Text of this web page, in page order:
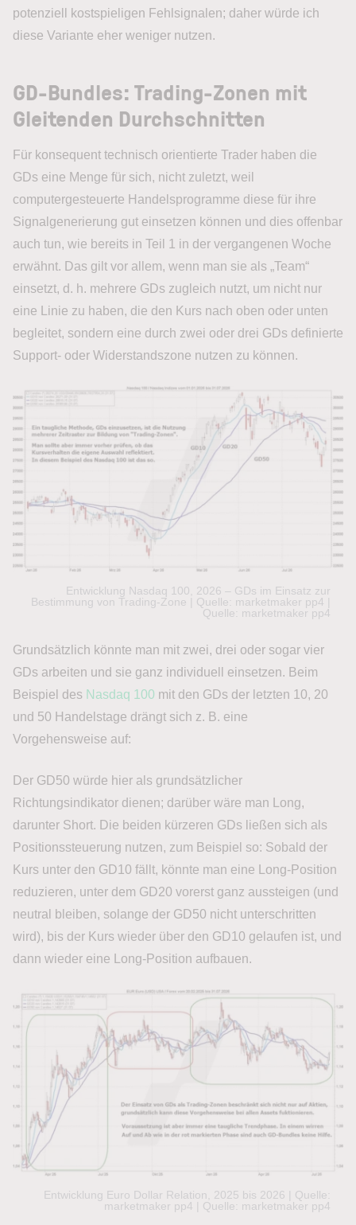
potenziell kostspieligen Fehlsignalen; daher würde ich
diese Variante eher weniger nutzen.
GD-Bundles: Trading-Zonen mit
Gleitenden Durchschnitten
Für konsequent technisch orientierte Trader haben die
GDs eine Menge für sich, nicht zuletzt, weil
computergesteuerte Handelsprogramme diese für ihre
Signalgenerierung gut einsetzen können und dies offenbar
auch tun, wie bereits in Teil 1 in der vergangenen Woche
erwähnt. Das gilt vor allem, wenn man sie als „Team“
einsetzt, d. h. mehrere GDs zugleich nutzt, um nicht nur
eine Linie zu haben, die den Kurs nach oben oder unten
begleitet, sondern eine durch zwei oder drei GDs definierte
Support- oder Widerstandszone nutzen zu können.
Entwicklung Nasdaq 100, 2026 – GDs im Einsatz zur
Bestimmung von Trading-Zone | Quelle: marketmaker pp4 |
Quelle: marketmaker pp4
Grundsätzlich könnte man mit zwei, drei oder sogar vier
GDs arbeiten und sie ganz individuell einsetzen. Beim
Beispiel des Nasdaq 100 mit den GDs der letzten 10, 20
und 50 Handelstage drängt sich z. B. eine
Vorgehensweise auf:
Der GD50 würde hier als grundsätzlicher
Richtungsindikator dienen; darüber wäre man Long,
darunter Short. Die beiden kürzeren GDs ließen sich als
Positionssteuerung nutzen, zum Beispiel so: Sobald der
Kurs unter den GD10 fällt, könnte man eine Long-Position
reduzieren, unter dem GD20 vorerst ganz aussteigen (und
neutral bleiben, solange der GD50 nicht unterschritten
wird), bis der Kurs wieder über den GD10 gelaufen ist, und
dann wieder eine Long-Position aufbauen.
Entwicklung Euro Dollar Relation, 2025 bis 2026 | Quelle:
marketmaker pp4 | Quelle: marketmaker pp4